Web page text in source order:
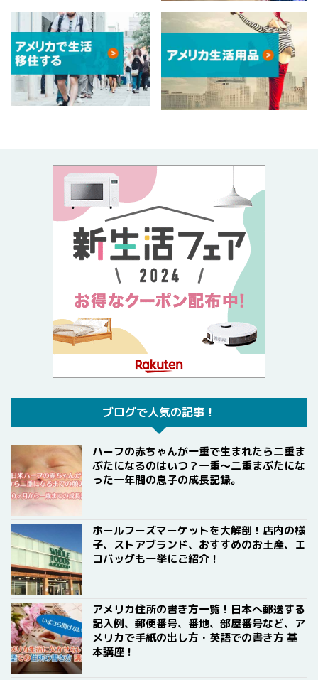
ブログで人気の記事！
ハーフの赤ちゃんが一重で生まれたら二重ま
ぶたになるのはいつ？一重〜二重まぶたにな
った一年間の息子の成長記録。
ホールフーズマーケットを大解剖！店内の様
子、ストアブランド、おすすめのお土産、エ
コバッグも一挙にご紹介！
アメリカ住所の書き方一覧！日本へ郵送する
記入例、郵便番号、番地、部屋番号など、ア
メリカで手紙の出し方・英語での書き方 基
本講座！